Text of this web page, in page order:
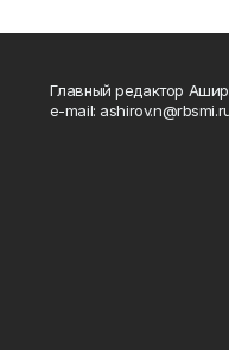
Главный редактор
e-mail: